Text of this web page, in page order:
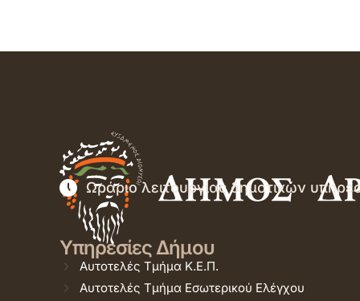
Ωράριο λειτουργίας δημοτικών
Υπηρεσίες Δήμου
Αυτοτελές Τμήμα Κ.Ε.Π.
Αυτοτελές Τμήμα Εσωτερικού Ελέγχου